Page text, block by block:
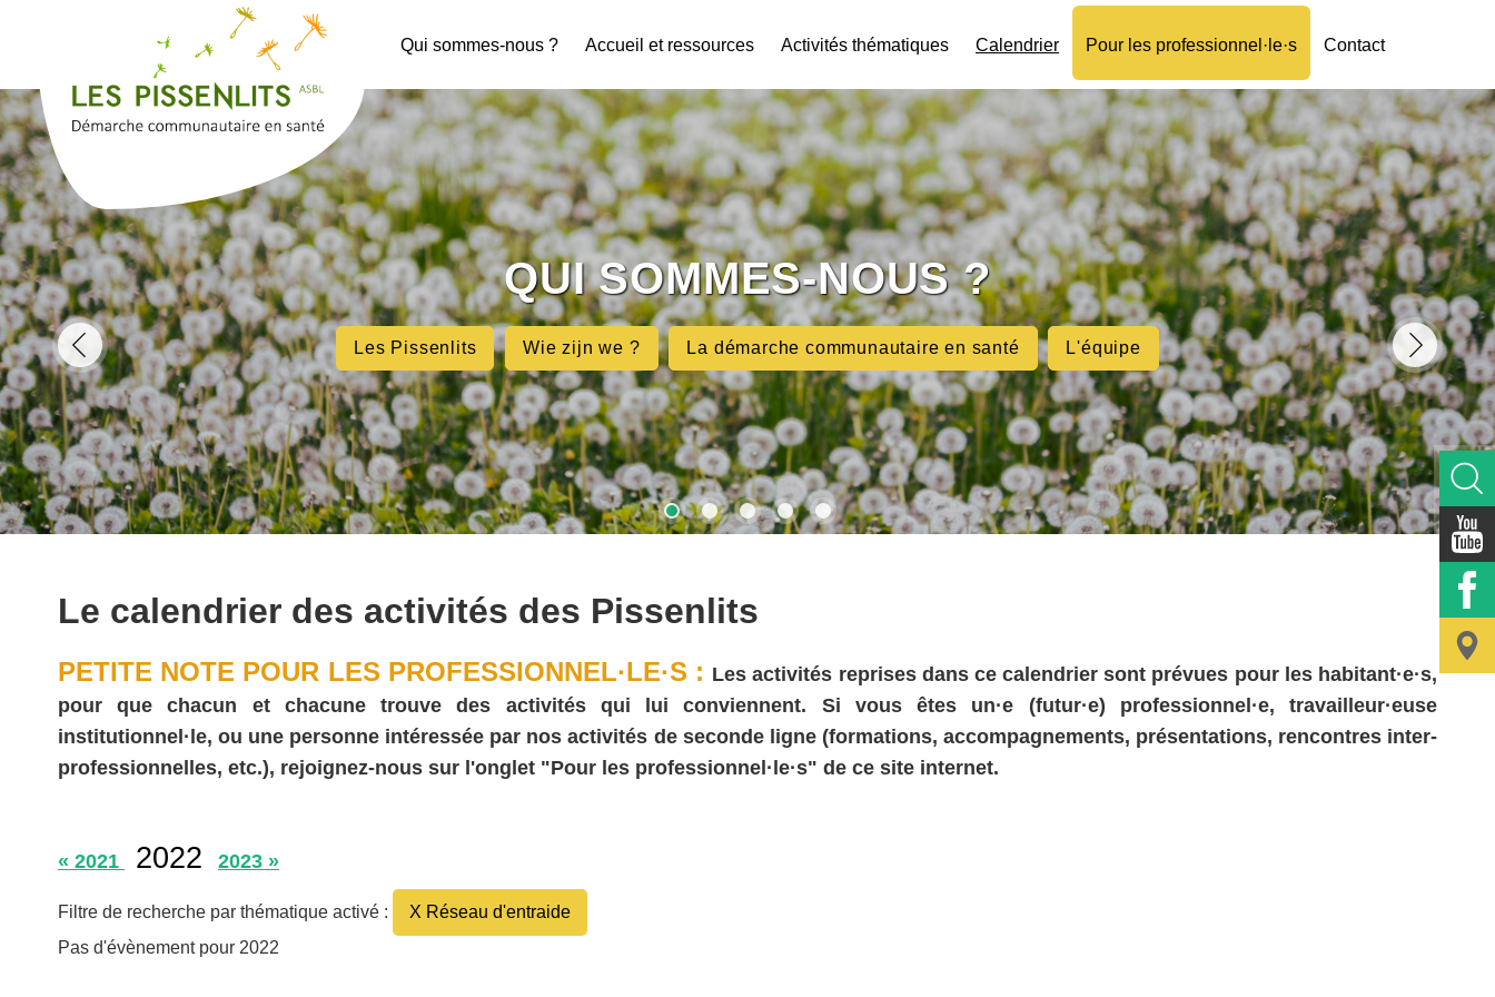
Qui sommes-nous ? Accueil et ressources Activités thématiques Calendrier Pour les professionnel·le·s Contact
QUI SOMMES-NOUS ?
Les Pissenlits Wie zijn we ? La démarche communautaire en santé L'équipe
Le calendrier des activités des Pissenlits
PETITE NOTE POUR LES PROFESSIONNEL·LE·S : Les activités reprises dans ce calendrier sont prévues pour les habitant·e·s,
pour que chacun et chacune trouve des activités qui lui conviennent. Si vous êtes un·e (futur·e) professionnel·e, travailleur·euse
institutionnel·le, ou une personne intéressée par nos activités de seconde ligne (formations, accompagnements, présentations, rencontres inter-
professionnelles, etc.), rejoignez-nous sur l'onglet "Pour les professionnel·le·s" de ce site internet.
« 2021 2022 2023 »
Filtre de recherche par thématique activé :
X Réseau d'entraide
Pas d'évènement pour 2022